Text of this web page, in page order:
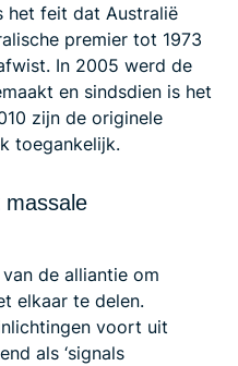
het feit dat Australië
premier tot 1973
In 2005 werd de
en sindsdien is het
zijn de originele
toegankelijk.
massale
de alliantie om
elkaar te delen.
voort uit
als ‘signals